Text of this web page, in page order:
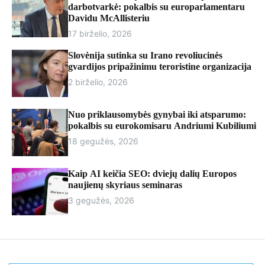
r
darbotvarkė: pokalbis su europarlamentaru
Davidu McAllisteriu
17 birželio, 2026
Slovėnija sutinka su Irano revoliucinės
gvardijos pripažinimu teroristine organizacija
2 birželio, 2026
Nuo priklausomybės gynybai iki atsparumo:
pokalbis su eurokomisaru Andriumi Kubiliumi
18 gegužės, 2026
Kaip AI keičia SEO: dviejų dalių Europos
naujienų skyriaus seminaras
3 gegužės, 2026